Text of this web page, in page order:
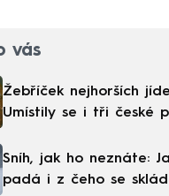
vás
Žebříček nejhorších
Umístily se i tři české
Sníh, jak ho neznáte:
padá i z čeho se